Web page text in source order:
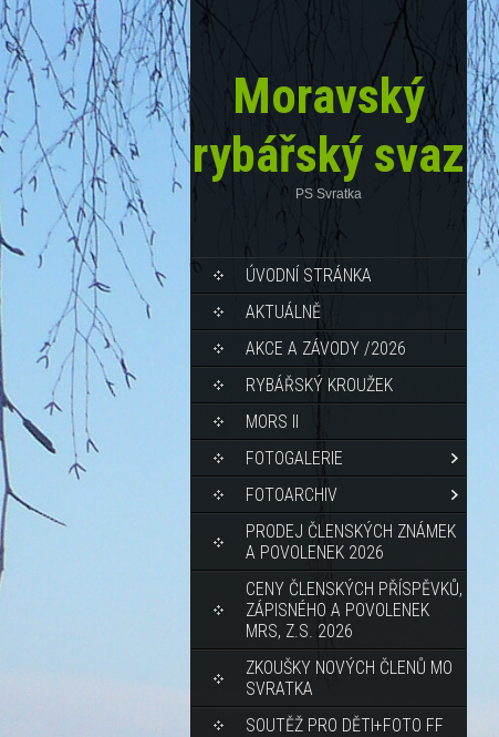
Moravský
rybářský svaz
PS Svratka
ÚVODNÍ STRÁNKA
AKTUÁLNĚ
AKCE A ZÁVODY /2026
RYBÁŘSKÝ KROUŽEK
MORS II
FOTOGALERIE
FOTOARCHIV
PRODEJ ČLENSKÝCH ZNÁMEK
A POVOLENEK 2026
CENY ČLENSKÝCH PŘÍSPĚVKŮ,
ZÁPISNÉHO A POVOLENEK
MRS, Z.S. 2026
ZKOUŠKY NOVÝCH ČLENŮ MO
SVRATKA
SOUTĚŽ PRO DĚTI+FOTO FF